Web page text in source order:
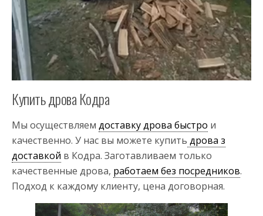
Купить дрова Кодра
Мы осуществляем доставку дрова быстро и
качественно. У нас вы можете купить дрова з
доставкой в Кодра. Заготавливаем только
качественные дрова, работаем без посредников.
Подход к каждому клиенту, цена договорная.